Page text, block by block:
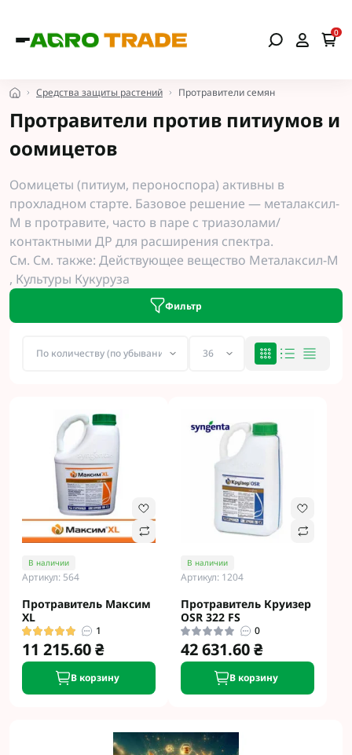
0
Средства защиты растений Протравители семян
Протравители против питиумов и
оомицетов
Оомицеты (питиум, пероноспора) активны в
прохладном старте. Базовое решение — металаксил-
М в протравите, часто в паре с триазолами/
контактными ДР для расширения спектра.
См. См. также: Действующее вещество Металаксил-М
, Культуры Кукуруза
Фильтр
В наличии
Артикул: 564
Протравитель Максим
XL
1
11 215.60 ₴
В корзину
В наличии
Артикул: 1204
Протравитель Круизер
ОSR 322 FS
0
42 631.60 ₴
В корзину